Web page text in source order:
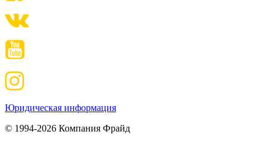
Юридическая информация
© 1994-2026 Компания Фрайд